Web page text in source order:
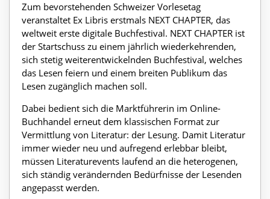
Zum bevorstehenden Schweizer Vorlesetag
veranstaltet Ex Libris erstmals NEXT CHAPTER, das
weltweit erste digitale Buchfestival. NEXT CHAPTER ist
der Startschuss zu einem jährlich wiederkehrenden,
sich stetig weiterentwickelnden Buchfestival, welches
das Lesen feiern und einem breiten Publikum das
Lesen zugänglich machen soll.
Dabei bedient sich die Marktführerin im Online-
Buchhandel erneut dem klassischen Format zur
Vermittlung von Literatur: der Lesung. Damit Literatur
immer wieder neu und aufregend erlebbar bleibt,
müssen Literaturevents laufend an die heterogenen,
sich ständig verändernden Bedürfnisse der Lesenden
angepasst werden.